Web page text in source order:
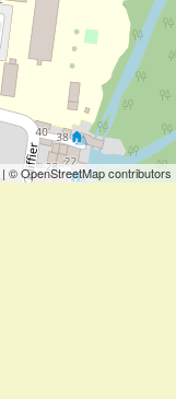
| © OpenStreetMap contributors